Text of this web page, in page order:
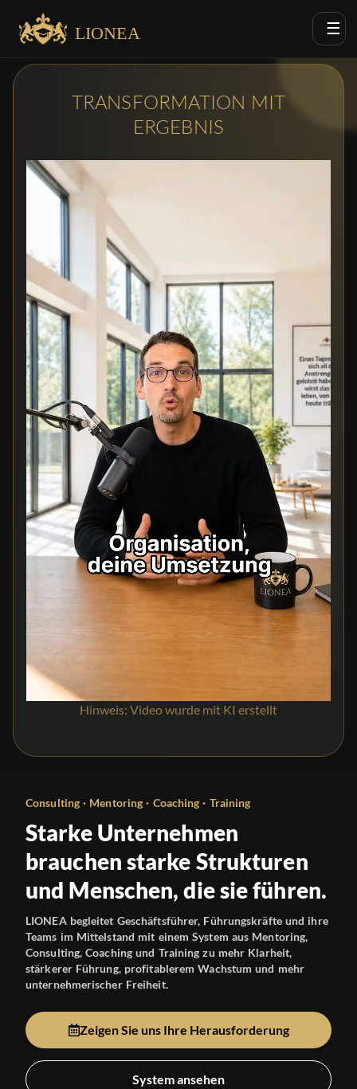
LIONEA ☰
Consulting · Mentoring · Coaching · Training
Starke Unternehmen
brauchen starke Strukturen
und Menschen, die sie führen.
LIONEA begleitet Geschäftsführer, Führungskräfte und ihre
Teams im Mittelstand mit einem System aus Mentoring,
Consulting, Coaching und Training zu mehr Klarheit,
stärkerer Führung, profitablerem Wachstum und mehr
unternehmerischer Freiheit.
Zeigen Sie uns Ihre Herausforderung
System ansehen
TRANSFORMATION MIT
ERGEBNIS
Hinweis: Video wurde mit KI erstellt